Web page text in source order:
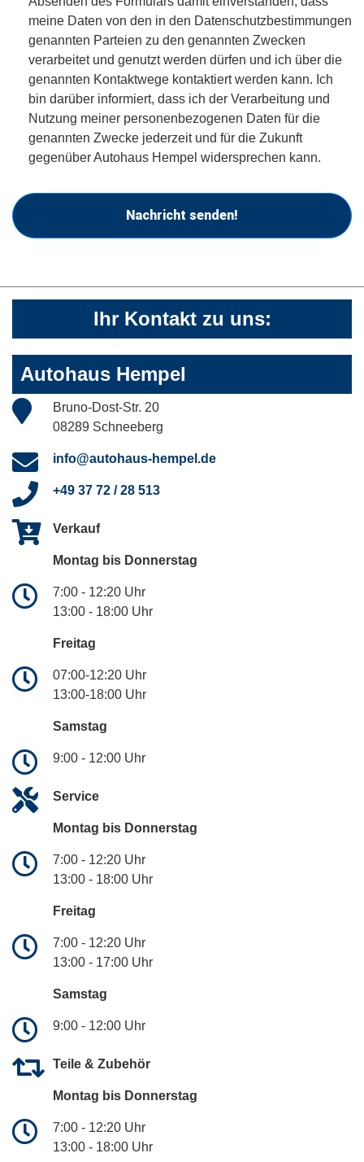
meine Daten von den in den Datenschutzbestimmungen
genannten Parteien zu den genannten Zwecken
verarbeitet und genutzt werden dürfen und ich über die
genannten Kontaktwege kontaktiert werden kann. Ich
bin darüber informiert, dass ich der Verarbeitung und
Nutzung meiner personenbezogenen Daten für die
genannten Zwecke jederzeit und für die Zukunft
gegenüber Autohaus Hempel widersprechen kann.
Nachricht senden!
Ihr Kontakt zu uns:
Autohaus Hempel
Bruno-Dost-Str. 20
08289 Schneeberg
info@autohaus-hempel.de
+49 37 72 / 28 513
Verkauf
Montag bis Donnerstag
7:00 - 12:20 Uhr
13:00 - 18:00 Uhr
Freitag
07:00-12:20 Uhr
13:00-18:00 Uhr
Samstag
9:00 - 12:00 Uhr
Service
Montag bis Donnerstag
7:00 - 12:20 Uhr
13:00 - 18:00 Uhr
Freitag
7:00 - 12:20 Uhr
13:00 - 17:00 Uhr
Samstag
9:00 - 12:00 Uhr
Teile & Zubehör
Montag bis Donnerstag
7:00 - 12:20 Uhr
13:00 - 18:00 Uhr